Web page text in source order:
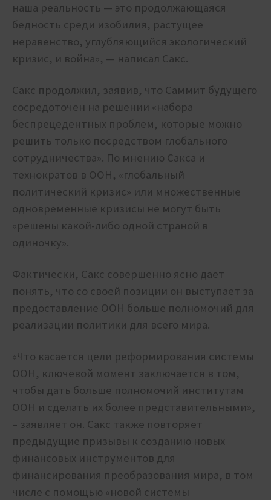
наша реальность — это продолжающаяся
бедность среди изобилия, растущее
неравенство, углубляющийся экологический
кризис, и война», — написал Сакс.
Сакс продолжил, заявив, что Саммит будущего
сосредоточен на решении «набора
беспрецедентных проблем, которые можно
решить только посредством глобального
сотрудничества». По мнению Сакса и
технократов в ООН, «глобальный
политический кризис» или множественные
одновременные кризисы не могут быть
«решены какой-либо одной страной в
одиночку».
Фактически, Сакс совершенно ясно дает
понять, что со своей позиции он выступает за
предоставление ООН больше полномочий для
реализации политики для всего мира.
«Что касается цели реформирования системы
ООН, ключевой момент заключается в том,
чтобы дать больше полномочий институтам
ООН и сделать их более представительными»,
– заявляет он. Сакс также повторяет
предыдущие призывы к созданию новых
финансовых инструментов для
финансирования преобразования мира, в том
числе с помощью «новой системы